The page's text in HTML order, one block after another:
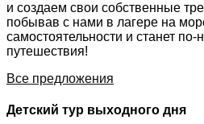
и создаем свои собственные
побывав с нами в лагере на
самостоятельности и станет по-
путешествия!
Все предложения
Детский тур выходного дня